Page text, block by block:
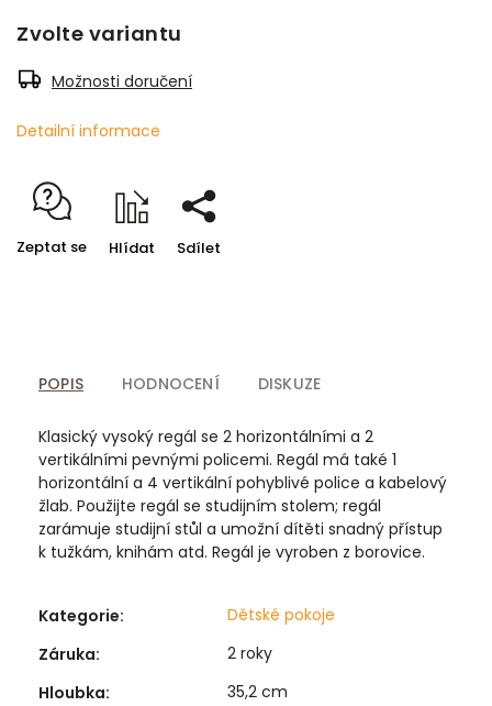
Zvolte variantu
Možnosti doručení
Detailní informace
Zeptat se Hlídat Sdílet
POPIS HODNOCENÍ DISKUZE
Klasický vysoký regál se 2 horizontálními a 2
vertikálními pevnými policemi. Regál má také 1
horizontální a 4 vertikální pohyblivé police a kabelový
žlab. Použijte regál se studijním stolem; regál
zarámuje studijní stůl a umožní dítěti snadný přístup
k tužkám, knihám atd. Regál je vyroben z borovice.
Kategorie:
Dětské pokoje
Záruka:
2 roky
Hloubka:
35,2 cm